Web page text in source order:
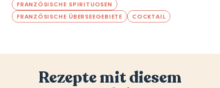
FRANZÖSISCHE SPIRITUOSEN
FRANZÖSISCHE ÜBERSEEGEBIETE
COCKTAIL
Rezepte mit diesem